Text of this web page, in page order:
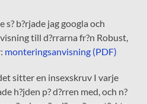
s? b?rjade jag googla och
till d?rrarna fr?n Robust,
monteringsanvisning (PDF)
sitter en insexskruv I varje
h?jden p? d?rren med, och n?